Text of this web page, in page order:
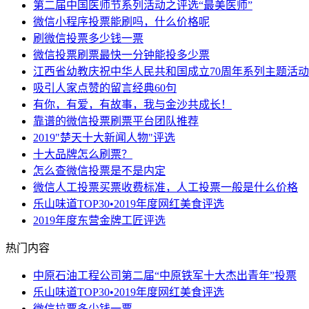
第二届中国医师节系列活动之评选“最美医师”
微信小程序投票能刷吗，什么价格呢
刷微信投票多少钱一票
微信投票刷票最快一分钟能投多少票
江西省幼教庆祝中华人民共和国成立70周年系列主题活
吸引人家点赞的留言经典60句
有你，有爱，有故事，我与金沙共成长！
靠谱的微信投票刷票平台团队推荐
2019"楚天十大新闻人物"评选
十大品牌怎么刷票？
怎么查微信投票是不是内定
微信人工投票买票收费标准，人工投票一般是什么价格
乐山味道TOP30•2019年度网红美食评选
2019年度东营金牌工匠评选
热门内容
中原石油工程公司第二届“中原铁军十大杰出青年”投票
乐山味道TOP30•2019年度网红美食评选